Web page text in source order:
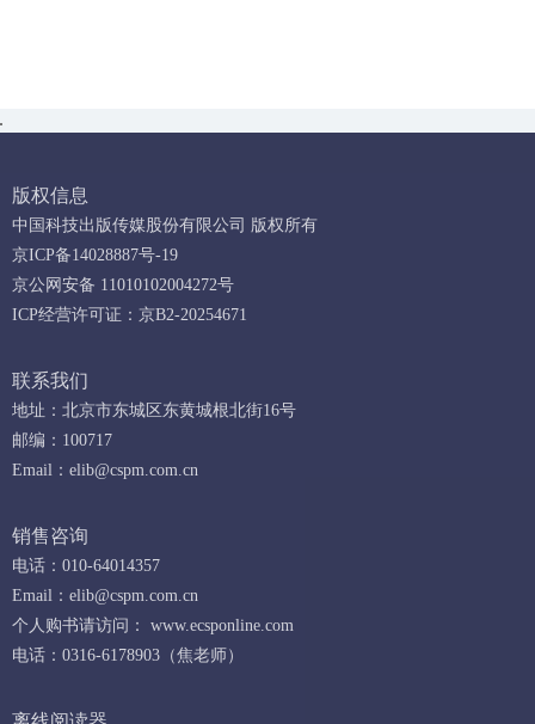
版权信息
中国科技出版传媒股份有限公司 版权所有
京ICP备14028887号-19
京公网安备 11010102004272号
ICP经营许可证：京B2-20254671
联系我们
地址：北京市东城区东黄城根北街16号
邮编：100717
Email： elib@cspm.com.cn
销售咨询
电话：010-64014357
Email： elib@cspm.com.cn
个人购书请访问：
www.ecsponline.com
电话：0316-6178903（焦老师）